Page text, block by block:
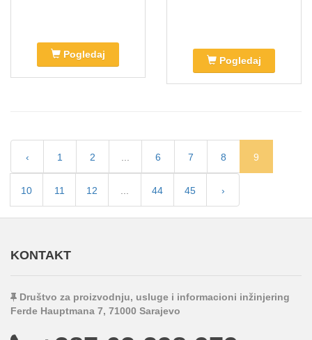
Pogledaj
Pogledaj
‹ 1 2 6 7 8 9
10 11 12 44 45 ›
KONTAKT
Društvo za proizvodnju, usluge i informacioni inžinjering
Ferde Hauptmana 7, 71000 Sarajevo